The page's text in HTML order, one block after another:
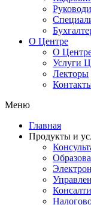
О Центре
О
Услуги
Лекторы
Меню
Главная
Продукты и